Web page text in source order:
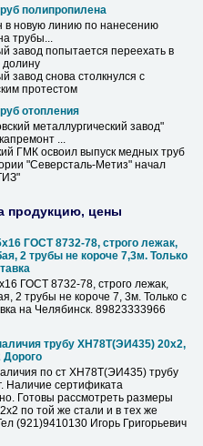
полипропилена
в новую линию по нанесению
трубы...
завод попытается переехать в
долину
завод снова столкнулся с
протестом
отопления
металлургический завод"
...
ГМК освоил выпуск медных труб
"Северсталь-Метиз" начал
продукцию, цены
ГОСТ 8732-78, строго лежак,
2 трубы не короче 7,3м. Только
ГОСТ 8732-78, строго лежак,
2 трубы не короче 7, 3м. Только с
на Челябинск. 89823333966
трубу ХН78Т(ЭИ435) 20х2,
Дорого
по ст ХН78Т(ЭИ435) трубу
Наличие сертификата
Готовы рассмотреть размеры
по той же стали и в тех же
(921)9410130 Игорь Григорьевич